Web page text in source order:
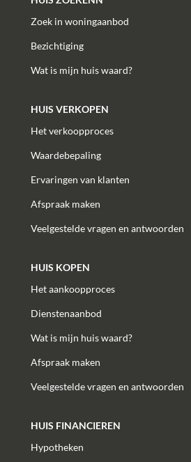
Zoek in woningaanbod
Bezichtiging
Wat is mijn huis waard?
HUIS VERKOPEN
Het verkoopproces
Waardebepaling
Ervaringen van klanten
Afspraak maken
Veelgestelde vragen en antwoorden
HUIS KOPEN
Het aankoopproces
Dienstenaanbod
Wat is mijn huis waard?
Afspraak maken
Veelgestelde vragen en antwoorden
HUIS FINANCIEREN
Hypotheken